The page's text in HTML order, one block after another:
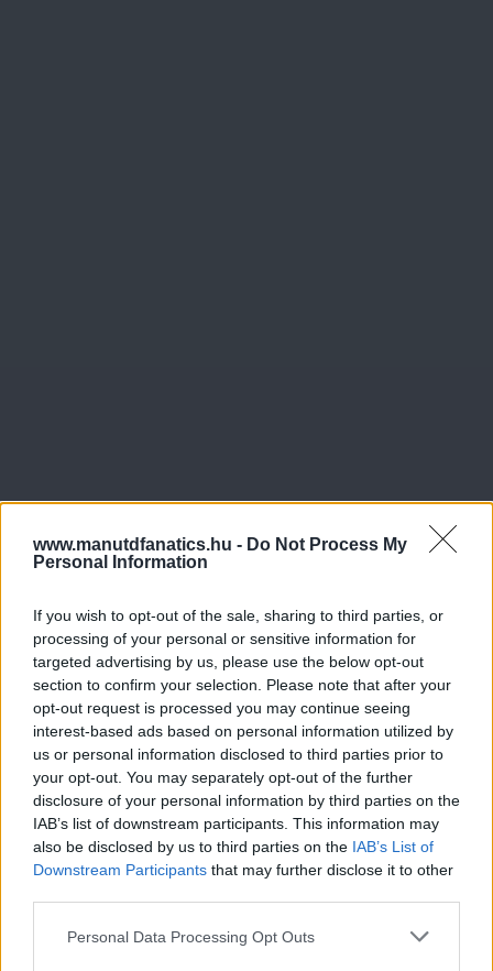
www.manutdfanatics.hu - Do Not Process My
Personal Information
If you wish to opt-out of the sale, sharing to third parties, or
processing of your personal or sensitive information for
targeted advertising by us, please use the below opt-out
section to confirm your selection. Please note that after your
opt-out request is processed you may continue seeing
interest-based ads based on personal information utilized by
us or personal information disclosed to third parties prior to
your opt-out. You may separately opt-out of the further
disclosure of your personal information by third parties on the
IAB’s list of downstream participants. This information may
also be disclosed by us to third parties on the IAB’s List of
Downstream Participants that may further disclose it to other
Please note that this website/app uses one or more Google
Personal Data Processing Opt Outs